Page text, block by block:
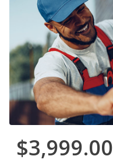
$3,999.00